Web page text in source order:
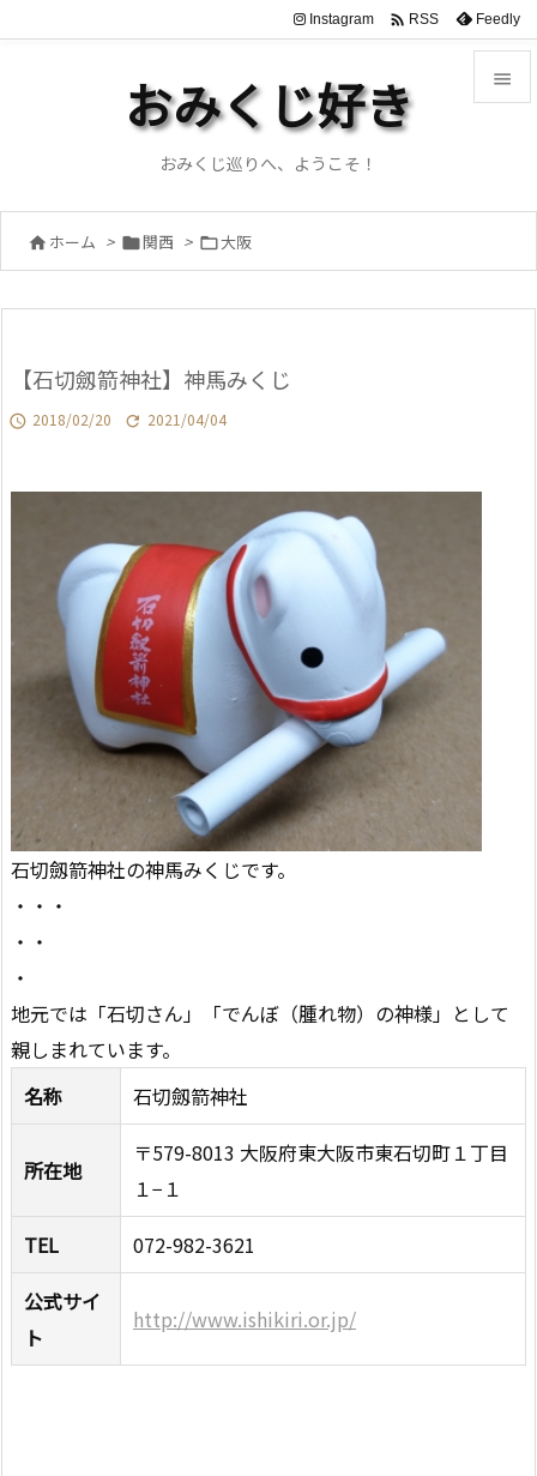

サイド
Instagram  RSS Feedly
おみくじ好き
おみくじ巡りへ、ようこそ！
 ホーム > 関西 > 大阪
【石切劔箭神社】神馬みくじ
 2018/02/20  2021/04/04
石切劔箭神社の神馬みくじです。
・・・
・・
・
地元では「石切さん」「でんぼ（腫れ物）の神様」として
親しまれています。
名称
石切劔箭神社
所在地
〒579-8013 大阪府東大阪市東石切町１丁目
１−１
TEL
072-982-3621
公式サイ
ト
http://www.ishikiri.or.jp/